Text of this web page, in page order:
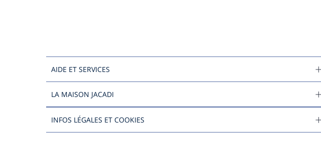
AIDE ET SERVICES
LA MAISON JACADI
INFOS LÉGALES ET COOKIES